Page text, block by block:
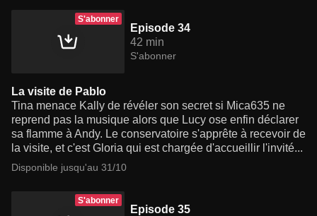
S'abonner
Episode 34
42 min
S'abonner
La visite de Pablo
Tina menace Kally de révéler son secret si Mica635 ne
reprend pas la musique alors que Lucy ose enfin déclarer
sa flamme à Andy. Le conservatoire s'apprête à recevoir de
la visite, et c'est Gloria qui est chargée d'accueillir l'invité...
Disponible jusqu'au 31/10
S'abonner
Episode 35